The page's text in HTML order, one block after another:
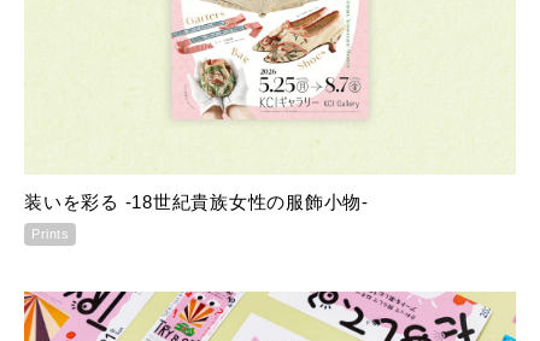
装いを彩る -18世紀貴族女性の服飾小物-
Prints